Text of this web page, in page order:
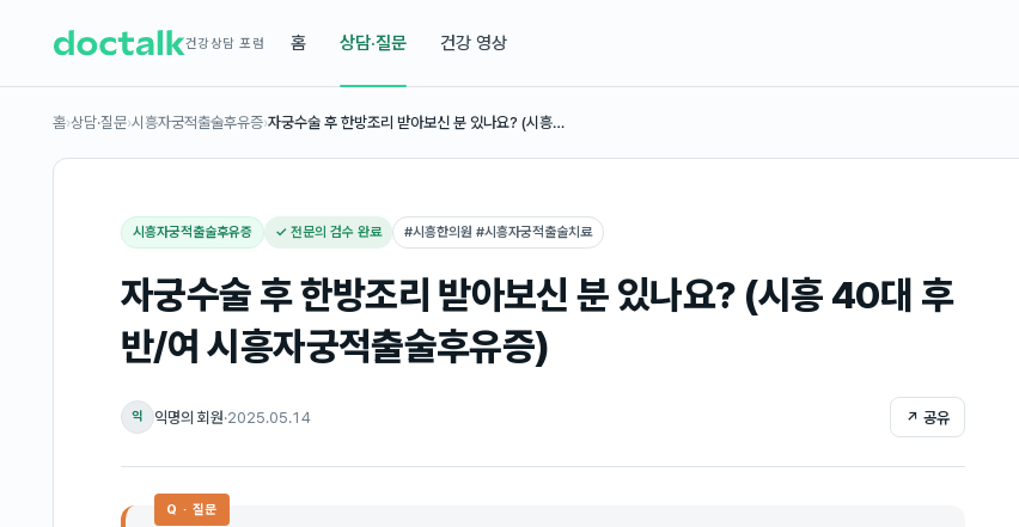
건강상담 포럼 홈 상담·질문 건강 영상
홈›상담·질문›시흥자궁적출술후유증›자궁수술 후 한방조리 받아보신 분 있나요? (시흥…
시흥자궁적출술후유증 ✓ 전문의 검수 완료 #시흥한의원 #시흥자궁적출술치료
자궁수술 후 한방조리 받아보신 분 있나요? (시흥 40대 후
반/여 시흥자궁적출술후유증)
익 익명의 회원·2025.05.14 ↗ 공유
Q · 질문